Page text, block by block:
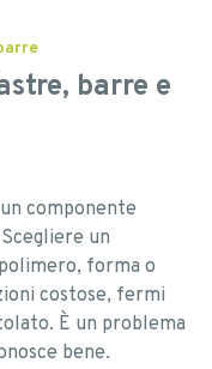
barre e
componente
un
forma o
costose, fermi
È un problema
bene.